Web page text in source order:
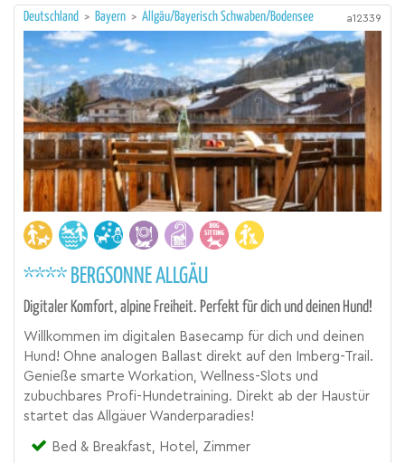
Deutschland > Bayern > Allgäu/Bayerisch Schwaben/Bodensee a12339
**** BERGSONNE ALLGÄU
Digitaler Komfort, alpine Freiheit. Perfekt für dich und deinen Hund!
Willkommen im digitalen Basecamp für dich und deinen
Hund! Ohne analogen Ballast direkt auf den Imberg-Trail.
Genieße smarte Workation, Wellness-Slots und
zubuchbares Profi-Hundetraining. Direkt ab der Haustür
startet das Allgäuer Wanderparadies!
Bed & Breakfast, Hotel, Zimmer